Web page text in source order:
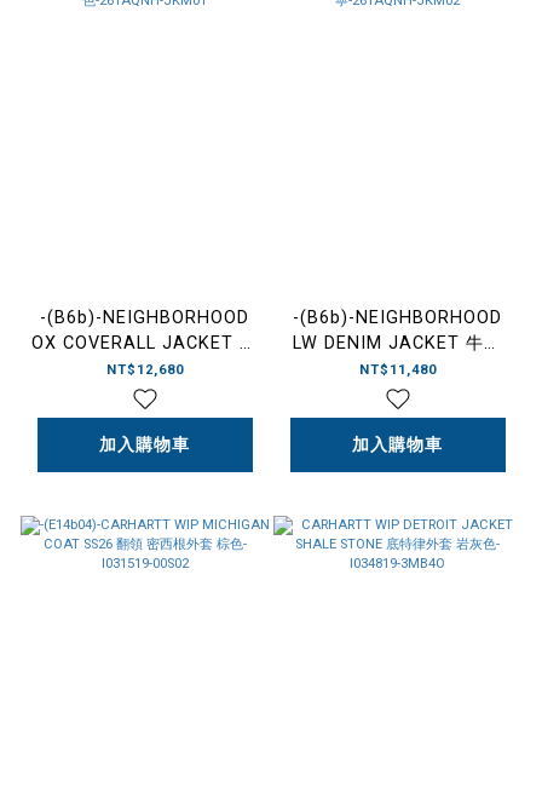
-(B6b)-NEIGHBORHOOD
OX COVERALL JACKET 工
作服 外套 深藍/黑
色-261AQNH-JKM01
NT$12,680
加入購物車
-(B6b)-NEIGHBORHOOD
LW DENIM JACKET 牛仔
外套 11盎司 丹
寧-261AQNH-JKM02
NT$11,480
加入購物車